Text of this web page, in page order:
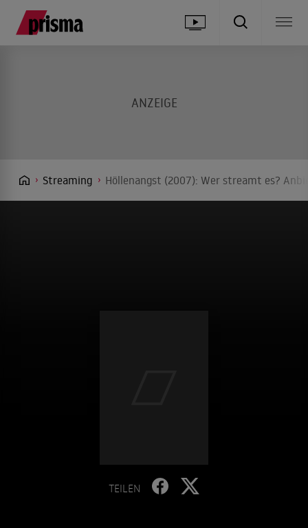
Streaming Höllenangst (2007): Wer streamt es?
TEILEN